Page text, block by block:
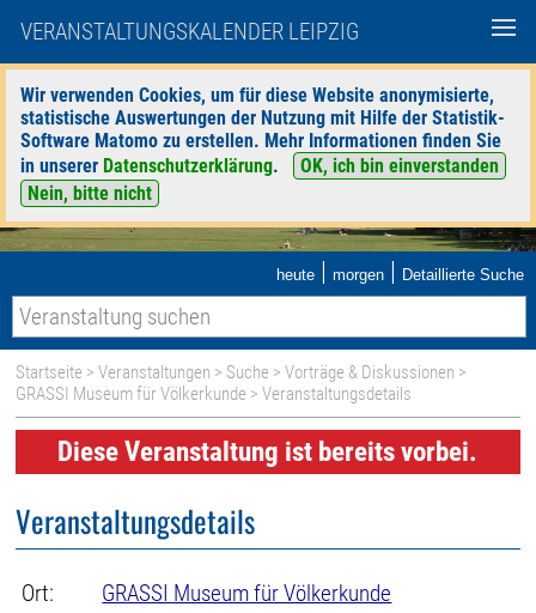
VERANSTALTUNGSKALENDER LEIPZIG
Wir verwenden Cookies, um für diese Website anonymisierte,
statistische Auswertungen der Nutzung mit Hilfe der Statistik-
Software Matomo zu erstellen. Mehr Informationen finden Sie
in unserer Datenschutzerklärung.
OK, ich bin einverstanden
Nein, bitte nicht
heute | morgen | Detaillierte Suche
Startseite >Veranstaltungen > Suche >Vorträge & Diskussionen >
GRASSI Museum für Völkerkunde > Veranstaltungsdetails
Diese Veranstaltung ist bereits vorbei.
Veranstaltungsdetails
Ort:
GRASSI Museum für Völkerkunde